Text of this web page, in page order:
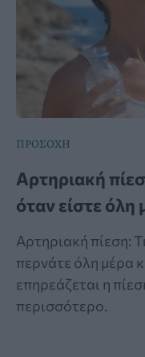
ΠΡΟΣΟΧΗ
Αρτηριακή
όταν είστε
Αρτηριακή πίεση:
περνάτε όλη μέρα
επηρεάζεται η
περισσότερο.